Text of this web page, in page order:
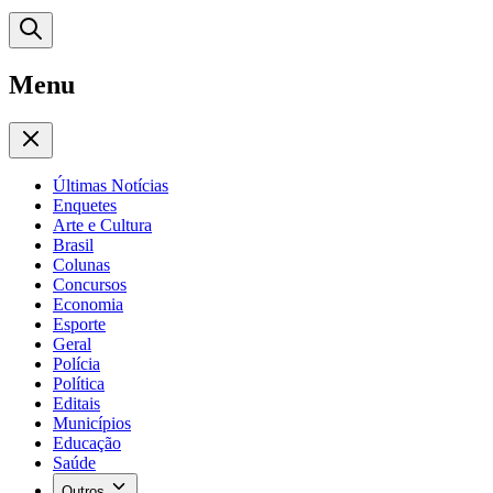
Menu
Últimas Notícias
Enquetes
Arte e Cultura
Brasil
Colunas
Concursos
Economia
Esporte
Geral
Polícia
Política
Editais
Municípios
Educação
Saúde